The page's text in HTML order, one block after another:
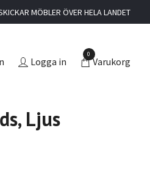
MÖBLER ÖVER HELA LANDET
Logga in
0
Varukorg
Ljus